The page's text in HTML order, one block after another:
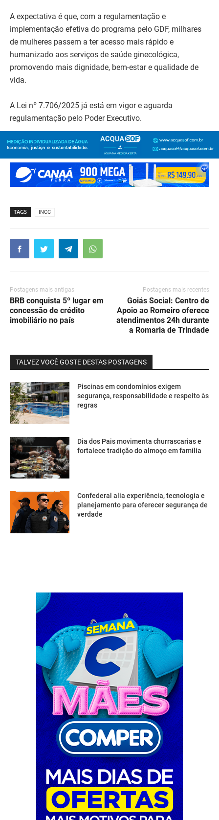
A expectativa é que, com a regulamentação e
implementação efetiva do programa pelo GDF, milhares
de mulheres passem a ter acesso mais rápido e
humanizado aos serviços de saúde ginecológica,
promovendo mais dignidade, bem-estar e qualidade de
vida.
A Lei nº 7.706/2025 já está em vigor e aguarda
regulamentação pelo Poder Executivo.
TAGS INCC
Postagens mais antigas
BRB conquista 5º lugar em
concessão de crédito
imobiliário no país
Postagens mais recentes
Goiás Social: Centro de
Apoio ao Romeiro oferece
atendimentos 24h durante
a Romaria de Trindade
TALVEZ VOCÊ GOSTE DESTAS POSTAGENS
Piscinas em condomínios exigem
segurança, responsabilidade e respeito às
regras
Dia dos Pais movimenta churrascarias e
fortalece tradição do almoço em família
Confederal alia experiência, tecnologia e
planejamento para oferecer segurança de
verdade